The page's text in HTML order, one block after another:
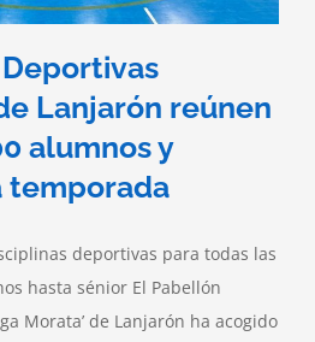
Lanjarón reúnen
alumnos y
temporada
deportivas para todas las
hasta sénior El Pabellón
Morata’ de Lanjarón ha acogido